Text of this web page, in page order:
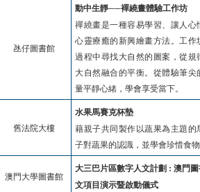
氹仔圖書館
動中生靜──襌繞畫體驗工作坊
禪繞畫是一種容易學習、讓人心
心靈療癒的新興繪畫方法。工作
過程中尋找大自然的圖案，從規
大自然融合的平衡。從體驗筆
量平靜心緒，學會享受當下。
舊法院大樓
水果馬賽克杯墊
藉親子共同製作以蔬果為主題的
子對蔬果的認識，並學會珍惜食
澳門大學圖書館
大三巴片區數字人文計劃 : 澳門
文項目演示暨啟動儀式